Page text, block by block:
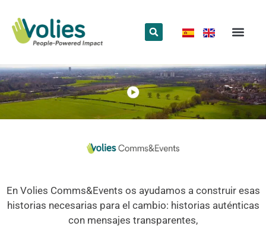
En Volies Comms&Events os ayudamos a construir esas
historias necesarias para el cambio: historias auténticas
con mensajes transparentes,